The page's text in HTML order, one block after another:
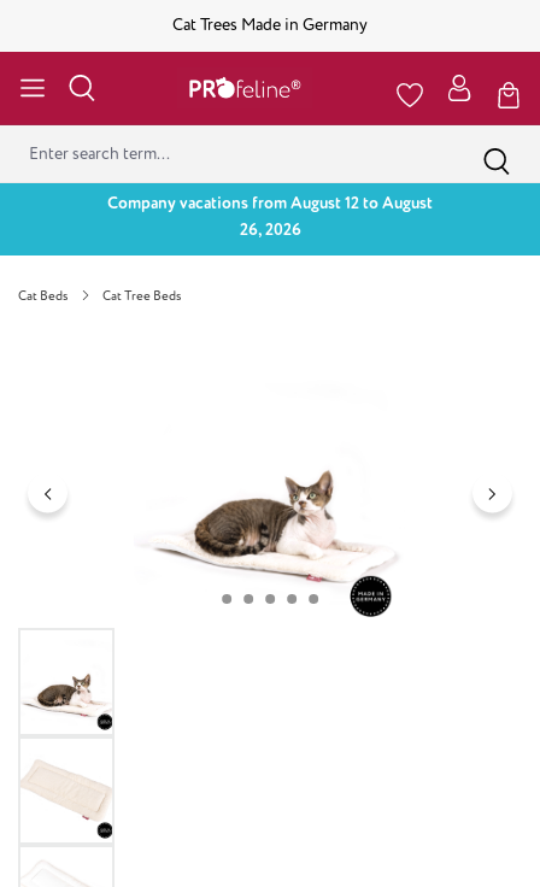
Cat Trees Made in Germany
Company vacations from August 12 to August
26, 2026
Cat Beds Cat Tree Beds